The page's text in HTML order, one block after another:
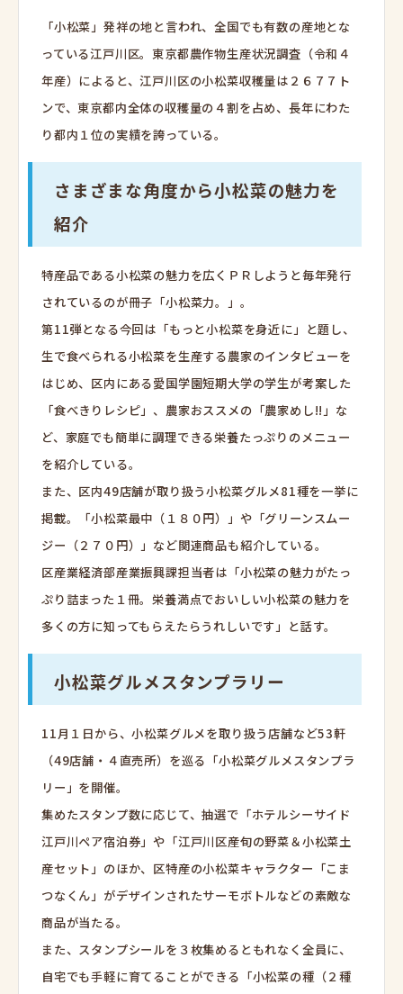
「小松菜」発祥の地と言われ、全国でも有数の産地とな
っている江戸川区。東京都農作物生産状況調査（令和４
年産）によると、江戸川区の小松菜収穫量は２６７７ト
ンで、東京都内全体の収穫量の４割を占め、長年にわた
り都内１位の実績を誇っている。
さまざまな角度から小松菜の魅力を
紹介
特産品である小松菜の魅力を広くＰＲしようと毎年発行
されているのが冊子「小松菜力。」。
第11弾となる今回は「もっと小松菜を身近に」と題し、
生で食べられる小松菜を生産する農家のインタビューを
はじめ、区内にある愛国学園短期大学の学生が考案した
「食べきりレシピ」、農家おススメの「農家めし!!」な
ど、家庭でも簡単に調理できる栄養たっぷりのメニュー
を紹介している。
また、区内49店舗が取り扱う小松菜グルメ81種を一挙に
掲載。「小松菜最中（１８０円）」や「グリーンスムー
ジー（２７０円）」など関連商品も紹介している。
区産業経済部産業振興課担当者は「小松菜の魅力がたっ
ぷり詰まった１冊。栄養満点でおいしい小松菜の魅力を
多くの方に知ってもらえたらうれしいです」と話す。
小松菜グルメスタンプラリー
11月１日から、小松菜グルメを取り扱う店舗など53軒
（49店舗・４直売所）を巡る「小松菜グルメスタンプラ
リー」を開催。
集めたスタンプ数に応じて、抽選で「ホテルシーサイド
江戸川ペア宿泊券」や「江戸川区産旬の野菜＆小松菜土
産セット」のほか、区特産の小松菜キャラクター「こま
つなくん」がデザインされたサーモボトルなどの素敵な
商品が当たる。
また、スタンプシールを３枚集めるともれなく全員に、
自宅でも手軽に育てることができる「小松菜の種（２種